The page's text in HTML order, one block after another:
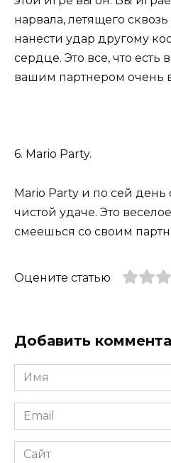
нарвала, летящего
нанести удар другому
сердце. Это все, что есть
вашим партнером очень
6. Mario Party.
Mario Party и по сей день
чистой удаче. Это
смеешься со своим
Оцените статью
Добавить
Имя
*
Email
*
Сайт